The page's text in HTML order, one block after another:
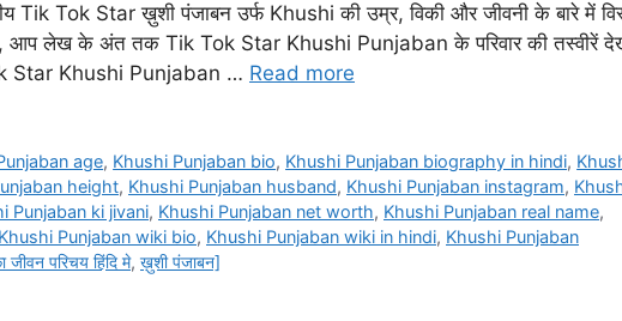
Tik Tok Star ख़ुशी पंजाबन उर्फ Khushi की उम्र, विकी और जीवनी के बारे में
आप लेख के अंत तक Tik Tok Star Khushi Punjaban के परिवार की तस्वीरें
Star Khushi Punjaban … Read more
age, Khushi Punjaban bio, Khushi Punjaban biography in hindi,
height, Khushi Punjaban husband, Khushi Punjaban instagram,
Punjaban ki jivani, Khushi Punjaban net worth, Khushi Punjaban real name,
Khushi Punjaban wiki bio, Khushi Punjaban wiki in hindi, Khushi Punjaban
परिचय हिंदि मे, ख़ुशी पंजाबन]